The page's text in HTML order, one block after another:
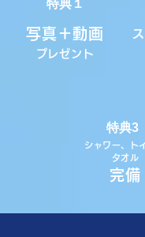
特典１
写真＋動画
プレゼント
特典3
シャワー、ト
タオル
完備